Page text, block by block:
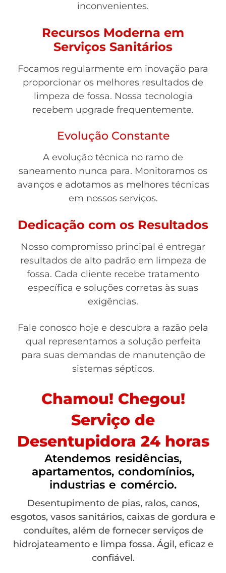
inconvenientes.
Recursos Moderna em
Serviços Sanitários
Focamos regularmente em inovação para
proporcionar os melhores resultados de
limpeza de fossa. Nossa tecnologia
recebem upgrade frequentemente.
Evolução Constante
A evolução técnica no ramo de
saneamento nunca para. Monitoramos os
avanços e adotamos as melhores técnicas
em nossos serviços.
Dedicação com os Resultados
Nosso compromisso principal é entregar
resultados de alto padrão em limpeza de
fossa. Cada cliente recebe tratamento
específica e soluções corretas às suas
exigências.
Fale conosco hoje e descubra a razão pela
qual representamos a solução perfeita
para suas demandas de manutenção de
sistemas sépticos.
Chamou! Chegou!
Serviço de
Desentupidora 24 horas
Atendemos residências,
apartamentos, condomínios,
industrias e comércio.
Desentupimento de pias, ralos, canos,
esgotos, vasos sanitários, caixas de gordura e
conduítes, além de fornecer serviços de
hidrojateamento e limpa fossa. Ágil, eficaz e
confiável.